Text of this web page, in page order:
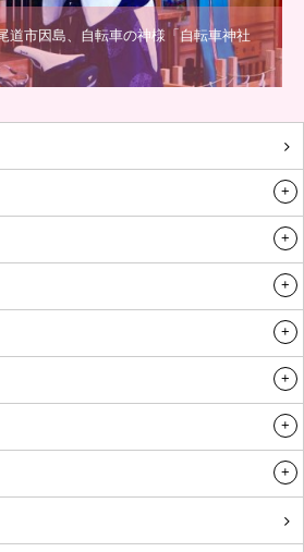
道市因島、自転車の神様「自転車神社